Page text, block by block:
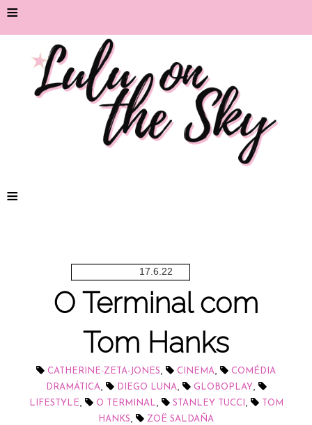
≡
≡
17.6.22
O Terminal com
Tom Hanks
CATHERINE-ZETA-JONES, CINEMA,
COMÉDIA
DRAMÁTICA, DIEGO LUNA, GLOBOPLAY,
LIFESTYLE, O TERMINAL, STANLEY TUCCI ,
TOM
HANKS, ZOË SALDAÑA